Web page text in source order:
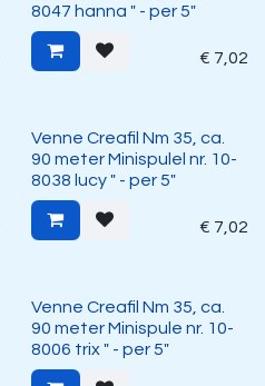
8047 hanna " - per 5"
€ 7,02
Venne Creafil Nm 35, ca.
90 meter Minispulel nr. 10-
8038 lucy " - per 5"
€ 7,02
Venne Creafil Nm 35, ca.
90 meter Minispule nr. 10-
8006 trix " - per 5"